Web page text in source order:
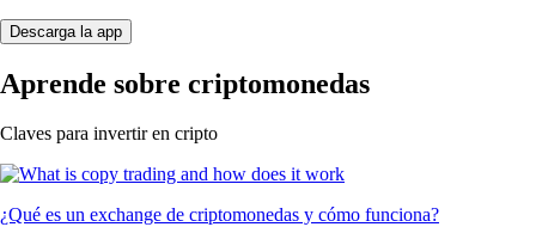
Descarga la app
Aprende sobre criptomonedas
Claves para invertir en cripto
¿Qué es un exchange de criptomonedas y cómo funciona?